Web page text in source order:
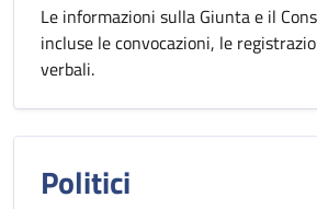
Le informazioni sulla Giunta e il
incluse le convocazioni, le
verbali.
Politici